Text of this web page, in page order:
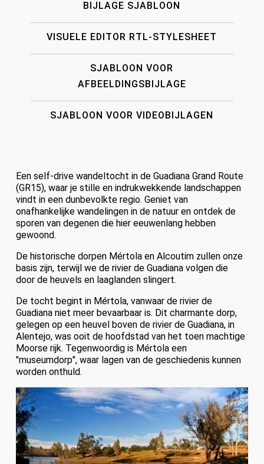
BIJLAGE SJABLOON
VISUELE EDITOR RTL-STYLESHEET
SJABLOON VOOR
AFBEELDINGSBIJLAGE
SJABLOON VOOR VIDEOBIJLAGEN
Een self-drive wandeltocht in de Guadiana Grand Route
(GR15), waar je stille en indrukwekkende landschappen
vindt in een dunbevolkte regio. Geniet van
onafhankelijke wandelingen in de natuur en ontdek de
sporen van degenen die hier eeuwenlang hebben
gewoond.
De historische dorpen Mértola en Alcoutim zullen onze
basis zijn, terwijl we de rivier de Guadiana volgen die
door de heuvels en laaglanden slingert.
De tocht begint in Mértola, vanwaar de rivier de
Guadiana niet meer bevaarbaar is. Dit charmante dorp,
gelegen op een heuvel boven de rivier de Guadiana, in
Alentejo, was ooit de hoofdstad van het toen machtige
Moorse rijk. Tegenwoordig is Mértola een
"museumdorp", waar lagen van de geschiedenis kunnen
worden onthuld.